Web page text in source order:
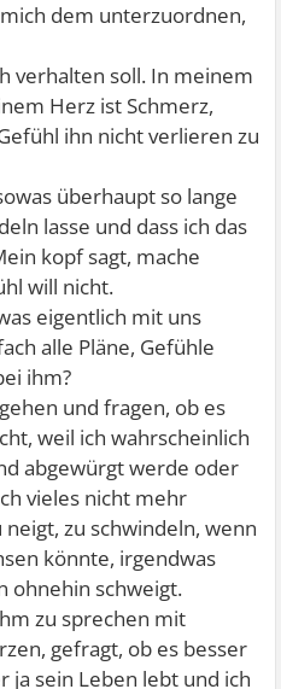
dem unterzuordnen,
verhalten soll. In meinem
Herz ist Schmerz,
ihn nicht verlieren zu
überhaupt so lange
lasse und dass ich das
kopf sagt, mache
will nicht.
eigentlich mit uns
alle Pläne, Gefühle
ihm?
und fragen, ob es
weil ich wahrscheinlich
abgewürgt werde oder
vieles nicht mehr
zu schwindeln, wenn
könnte, irgendwas
ohnehin schweigt.
zu sprechen mit
gefragt, ob es besser
ja sein Leben lebt und ich